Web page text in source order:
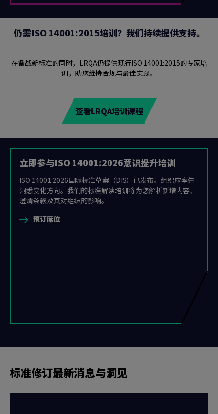
仍需ISO 14001:2015培训？我们持续提供支持。
在备战新标准的同时，LRQA仍提供现行ISO 14001:2015的专家培
训，助您维持合规与最佳实践。
查看LRQA培训课程
立即参与ISO 14001:2026意识提升培训
ISO 14001:2026国际标准草案（DIS）已发布。组织应率先
洞悉变化方向。我们的标准解读培训将为您解析新增内容、
澄清条款及其对组织的影响。
预订席位
标准修订最新消息与洞见